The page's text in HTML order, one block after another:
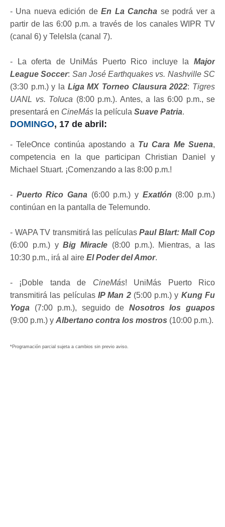
- Una nueva edición deEn La Cancha se podrá ver a
partir de las 6:00 p.m. a través de los canales WIPR TV
(canal 6) y TeleIsla (canal 7).
- La oferta de UniMás Puerto Rico incluye la Major
League Soccer: San José Earthquakes vs. Nashville SC
(3:30 p.m.) y la Liga MX Torneo Clausura 2022: Tigres
UANL vs. Toluca (8:00 p.m.). Antes, a las 6:00 p.m., se
presentará en CineMás la película Suave Patria.
DOMINGO, 17 de abril:
- TeleOnce continúa apostando a Tu Cara Me Suena,
competencia en la que participan Christian Daniel y
Michael Stuart. ¡Comenzando a las 8:00 p.m.!
- Puerto Rico Gana (6:00 p.m.) y Exatlón (8:00 p.m.)
continúan en la pantalla de Telemundo.
- WAPA TV transmitirá las películasPaul Blart: Mall Cop
(6:00 p.m.) yBig Miracle (8:00 p.m.). Mientras, a las
10:30 p.m., irá al aire El Poder del Amor.
- ¡Doble tanda de CineMás! UniMás Puerto Rico
transmitirá las películas IP Man 2(5:00 p.m.) y Kung Fu
Yoga (7:00 p.m.), seguido de Nosotros los guapos
(9:00 p.m.) y Albertano contra los mostros (10:00 p.m.).
*Programación parcial sujeta a cambios sin previo aviso.